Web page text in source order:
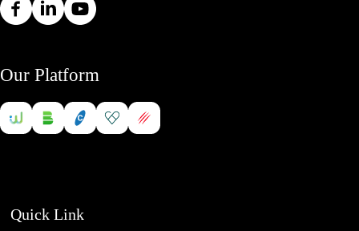
Our Platform
Quick Link